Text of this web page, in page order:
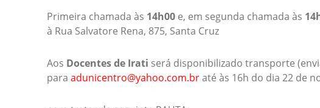
Primeira chamada às 14h00 e, em segunda chamada às
à Rua Salvatore Rena, 875, Santa Cruz
Aos Docentes de Irati será disponibilizado transporte
para adunicentro@yahoo.com.braté às 16h do dia 22 de